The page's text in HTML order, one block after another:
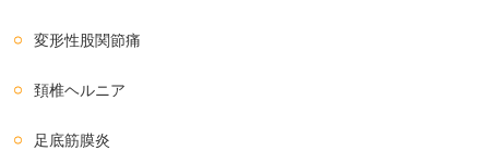
変形性股関節痛
頚椎ヘルニア
足底筋膜炎